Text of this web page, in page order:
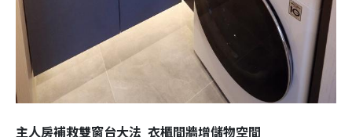
主人房補救雙窗台大法 衣櫃間牆增儲物空間